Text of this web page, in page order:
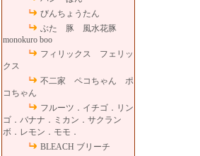
びんちょうたん
ぶた 豚 風水花豚
monokuro boo
フィリックス フェリッ
クス
不二家 ペコちゃん ポ
コちゃん
フルーツ．イチゴ．リン
ゴ．バナナ．ミカン．サクラン
ボ．レモン．モモ．
BLEACH ブリーチ